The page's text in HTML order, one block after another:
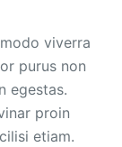
viverra
purus non
egestas.
proin
etiam.